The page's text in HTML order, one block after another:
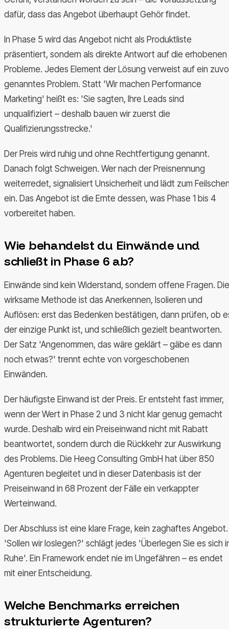
dafür, dass das Angebot überhaupt Gehör findet.
In Phase 5 wird das Angebot nicht als Produktliste
präsentiert, sondern als direkte Antwort auf die erhobenen
Probleme. Jedes Element der Lösung verweist auf ein
genanntes Problem. Statt 'Wir machen Performance
Marketing' heißt es: 'Sie sagten, Ihre Leads sind
unqualifiziert – deshalb bauen wir zuerst die
Qualifizierungsstrecke.'
Der Preis wird ruhig und ohne Rechtfertigung genannt.
Danach folgt Schweigen. Wer nach der Preisnennung
weiterredet, signalisiert Unsicherheit und lädt zum
ein. Das Angebot ist die Ernte dessen, was Phase 1 bis 4
vorbereitet haben.
Wie behandelst du Einwände und
schließt in Phase 6 ab?
Einwände sind kein Widerstand, sondern offene Fragen. Die
wirksame Methode ist das Anerkennen, Isolieren und
Auflösen: erst das Bedenken bestätigen, dann prüfen, ob
der einzige Punkt ist, und schließlich gezielt beantworten.
Der Satz 'Angenommen, das wäre geklärt – gäbe es dann
noch etwas?' trennt echte von vorgeschobenen
Einwänden.
Der häufigste Einwand ist der Preis. Er entsteht fast immer,
wenn der Wert in Phase 2 und 3 nicht klar genug gemacht
wurde. Deshalb wird ein Preiseinwand nicht mit Rabatt
beantwortet, sondern durch die Rückkehr zur Auswirkung
des Problems. Die Heeg Consulting GmbH hat über 850
Agenturen begleitet und in dieser Datenbasis ist der
Preiseinwand in 68 Prozent der Fälle ein verkappter
Werteinwand.
Der Abschluss ist eine klare Frage, kein zaghaftes Angebot.
'Sollen wir loslegen?' schlägt jedes 'Überlegen Sie es sich
Ruhe'. Ein Framework endet nie im Ungefähren – es endet
mit einer Entscheidung.
Welche Benchmarks erreichen
strukturierte Agenturen?